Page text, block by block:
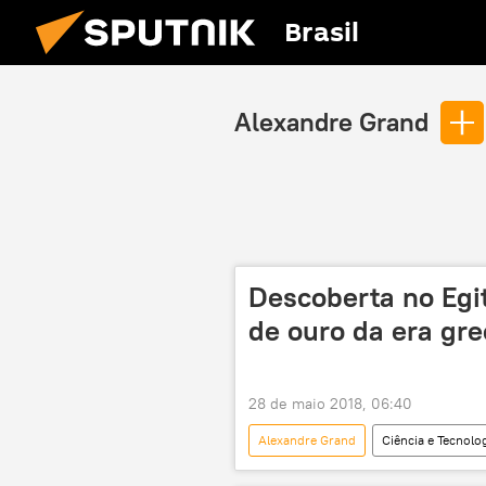
Brasil
Alexandre Grand
Descoberta no
de ouro da era
28 de maio 2018, 06:40
Alexandre Grand Ciência e
Egito
Cairo